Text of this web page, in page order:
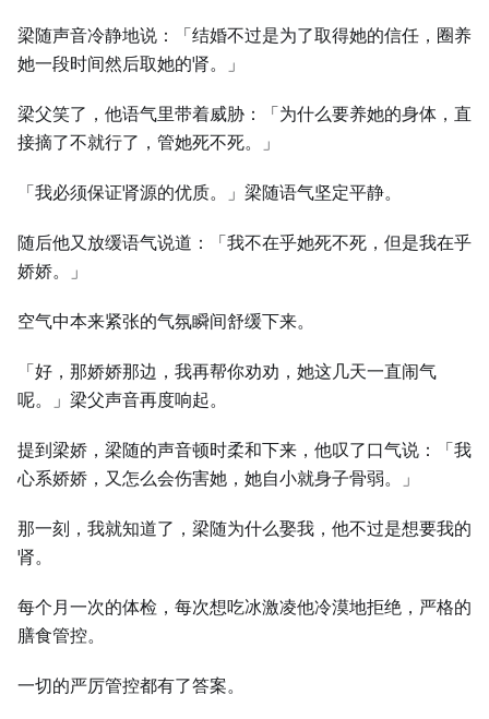
梁随声音冷静地说：「结婚不过是为了取得她的信任，圈养
她一段时间然后取她的肾。」
梁父笑了，他语气里带着威胁：「为什么要养她的身体，直
接摘了不就行了，管她死不死。」
「我必须保证肾源的优质。」梁随语气坚定平静。
随后他又放缓语气说道：「我不在乎她死不死，但是我在乎
娇娇。」
空气中本来紧张的气氛瞬间舒缓下来。
「好，那娇娇那边，我再帮你劝劝，她这几天一直闹气
呢。」梁父声音再度响起。
提到梁娇，梁随的声音顿时柔和下来，他叹了口气说：「我
心系娇娇，又怎么会伤害她，她自小就身子骨弱。」
那一刻，我就知道了，梁随为什么娶我，他不过是想要我的
肾。
每个月一次的体检，每次想吃冰激凌他冷漠地拒绝，严格的
膳食管控。
一切的严厉管控都有了答案。